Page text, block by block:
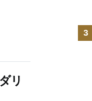
リ
3